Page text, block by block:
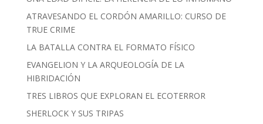
ATRAVESANDO EL CORDÓN AMARILLO: CURSO DE
TRUE CRIME
LA BATALLA CONTRA EL FORMATO FÍSICO
EVANGELION Y LA ARQUEOLOGÍA DE LA
HIBRIDACIÓN
TRES LIBROS QUE EXPLORAN EL ECOTERROR
SHERLOCK Y SUS TRIPAS